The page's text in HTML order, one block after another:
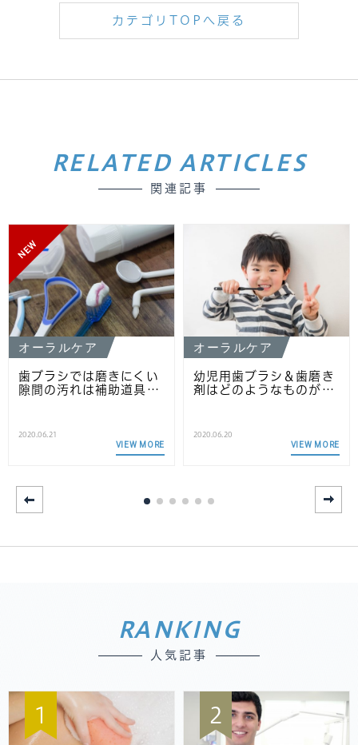
カテゴリTOPへ戻る
RELATED ARTICLES
関連記事
NEW
オーラルケア
歯ブラシでは磨きにくい
隙間の汚れは補助道具…
2020.06.21
VIEW MORE
オーラルケア
幼児用歯ブラシ＆歯磨き
剤はどのようなものが…
2020.06.20
VIEW MORE
RANKING
人気記事
1 2